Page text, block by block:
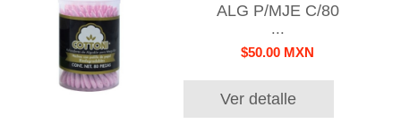
ALG P/MJE C/80
...
$50.00 MXN
Ver detalle